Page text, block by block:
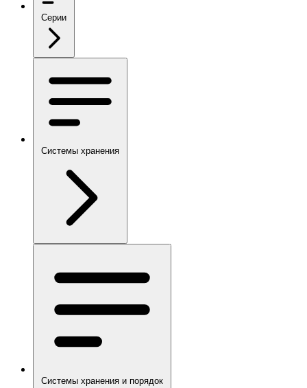
Серии
Системы хранения
Системы хранения и порядок